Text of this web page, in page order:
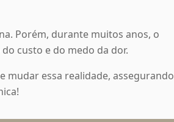
Porém, durante muitos anos, o
custo e do medo da dor.
mudar essa realidade, assegurando